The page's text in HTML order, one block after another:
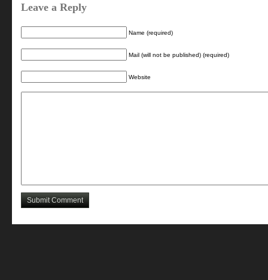
Leave a Reply
Name (required)
Mail (will not be published) (required)
Website